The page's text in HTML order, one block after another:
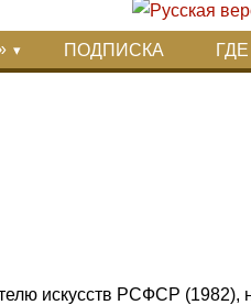
ПОДПИСКА
искусств РСФСР